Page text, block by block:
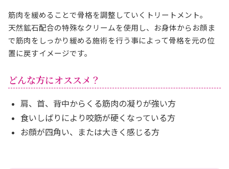
筋肉を緩めることで骨格を調整していくトリートメント。
天然鉱石配合の特殊なクリームを使用し、お身体からお顔ま
で筋肉をしっかり緩める施術を行う事によって骨格を元の位
置に戻すイメージです。
どんな方にオススメ？
肩、首、背中からくる筋肉の凝りが強い方
食いしばりにより咬筋が硬くなっている方
お顔が四角い、または大きく感じる方